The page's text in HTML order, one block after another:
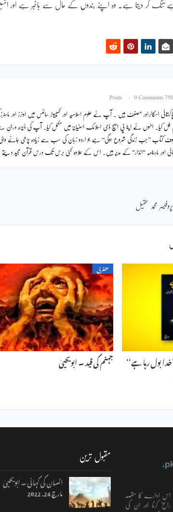
تنگ کر دیتا ہے۔ وہ اپنے بندوں کے حال سے باخبر ہے اور
750 Posts
0 Comments
اسکالراور مصنف ہیں ۔ آپ نے علوم اسلامیہ اور کمپیوٹر سائنس میں اونرز
فل کیا۔ انہوں نے اپنا پی ایچ ڈی اسلامک اسٹیڈیز میں مکمل کیا۔ آپ کی ڈیڑھ
کتاب ’’جب زندگی شروع ہوگی‘‘ ہے جو اردو زبان کی سب سے زیادہ پڑھی
اور ماہنامہ "انذار" کے مدیر ہیں۔ اس کے علاوہ کئی برس تک درس قرآن مجید
بول رہا ہے‘‘
متفرق
جہنم کی قید ۔ ابویحییٰ
اس ادارے کا مقصد
کرنا اور ان کی
مقبول ترین
انسان کی کہانی ۔ ابویحییٰ
مارچ 24, 2022